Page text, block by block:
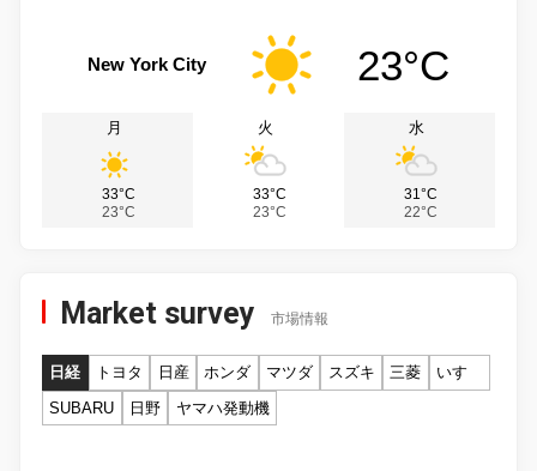
New York City 23°C
月
33°C
23°C
火
33°C
23°C
水
31°C
22°C
Market survey 市場情報
日経 トヨタ 日産 ホンダ マツダ スズキ 三菱
いすゞ
SUBARU
日野 ヤマハ発動機